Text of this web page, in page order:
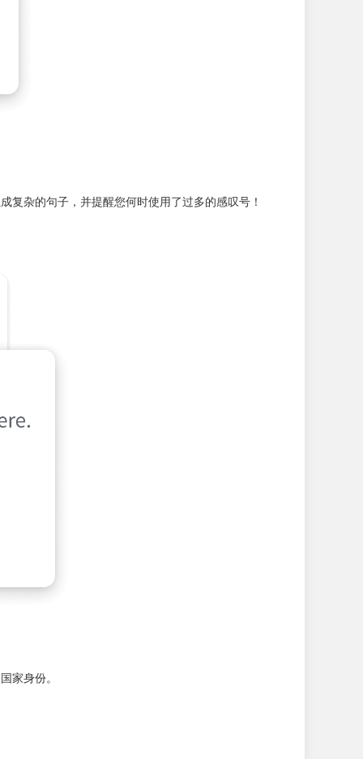
杂的句子，并提醒您何时使用了过多的感叹号！
家身份。